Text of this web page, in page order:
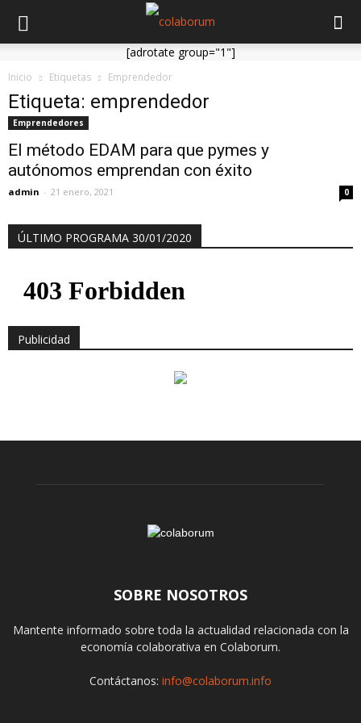
[adrotate group="1"]
Inicio Etiquetas Emprendedor
Etiqueta: emprendedor
Emprendedores
El método EDAM para que pymes y
autónomos emprendan con éxito
admin - 21 enero, 2021 0
ÚLTIMO PROGRAMA 30/01/2020
Publicidad
SOBRE NOSOTROS
Mantente informado sobre toda la actualidad relacionada con la
economía colaborativa en Colaborum.
Contáctanos: info@colaborum.info